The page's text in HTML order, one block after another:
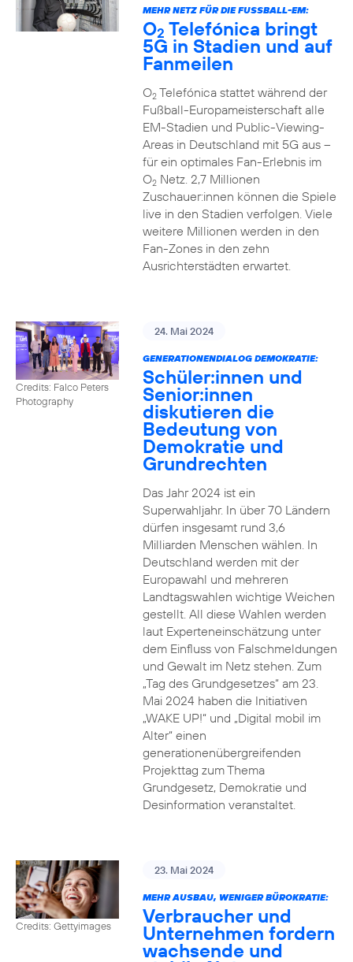
MEHR NETZ FÜR DIE FUSSBALL-EM:
O2 Telefónica bringt
5G in Stadien und auf
Fanmeilen
O2Telefónica stattet während der
Fußball-Europameisterschaft alle
EM-Stadien und Public-Viewing-
Areas in Deutschland mit 5G aus –
für ein optimales Fan-Erlebnis im
O2Netz. 2,7 Millionen
Zuschauer:innen können die Spiele
live in den Stadien verfolgen. Viele
weitere Millionen werden in den
Fan-Zones in den zehn
Ausrichterstädten erwartet.
Credits: Falco Peters
Photography
24. Mai 2024
GENERATIONENDIALOG DEMOKRATIE:
Schüler:innen und
Senior:innen
diskutieren die
Bedeutung von
Demokratie und
Grundrechten
Das Jahr 2024 ist ein
Superwahljahr. In über 70 Ländern
dürfen insgesamt rund 3,6
Milliarden Menschen wählen. In
Deutschland werden mit der
Europawahl und mehreren
Landtagswahlen wichtige Weichen
gestellt. All diese Wahlen werden
laut Experteneinschätzung unter
dem Einfluss von Falschmeldungen
und Gewalt im Netz stehen. Zum
„Tag des Grundgesetzes“ am 23.
Mai 2024 haben die Initiativen
„WAKE UP!“ und „Digital mobil im
Alter“ einen
generationenübergreifenden
Projekttag zum Thema
Grundgesetz, Demokratie und
Desinformation veranstaltet.
Credits: Gettyimages
23. Mai 2024
MEHR AUSBAU, WENIGER BÜROKRATIE:
Verbraucher und
Unternehmen fordern
wachsende und